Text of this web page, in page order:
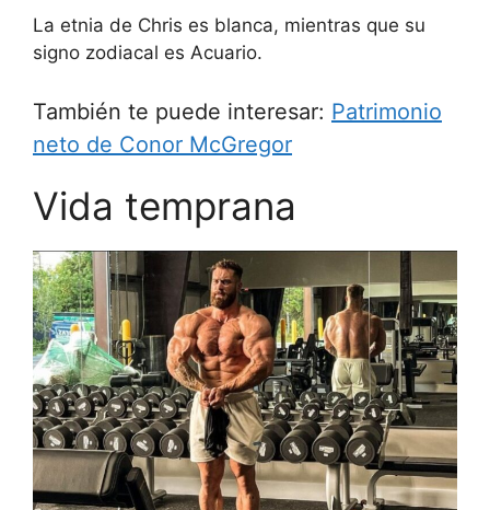
La etnia de Chris es blanca, mientras que su
signo zodiacal es Acuario.
También te puede interesar: Patrimonio
neto de Conor McGregor
Vida temprana